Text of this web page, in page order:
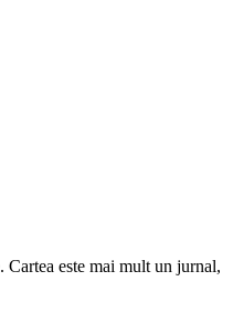
este mai mult un jurnal,